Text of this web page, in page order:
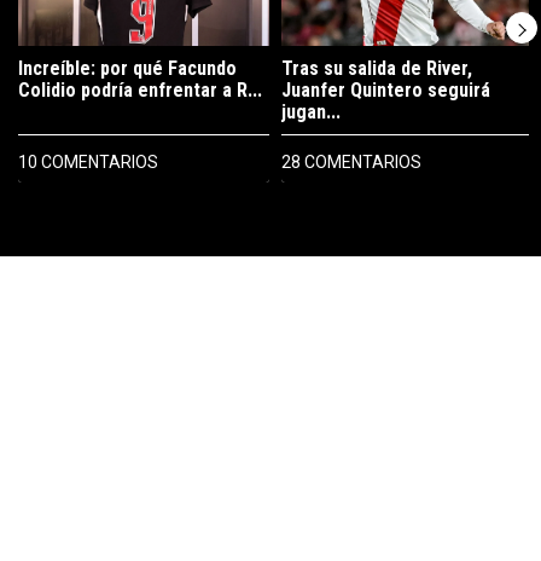
Increíble: por qué Facundo
Colidio podría enfrentar a R...
10 COMENTARIOS
Tras su salida de River,
Juanfer Quintero seguirá
jugan...
28 COMENTARIOS